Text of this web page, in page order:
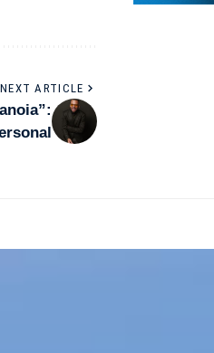
NEXT ARTICLE